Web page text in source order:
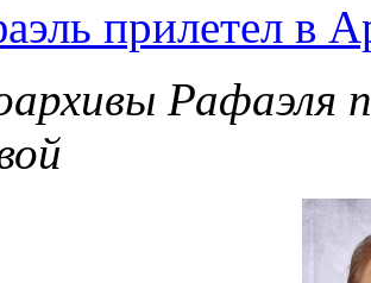
прилетел в
Рафаэля